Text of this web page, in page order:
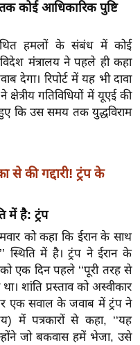
कोई आधिकारिक पुष्टि
हमलों के संबंध में कोई
मंत्रालय ने पहले ही कहा
देगा। रिपोर्ट में यह भी दावा
गतिविधियों में यूएई की
कि उस समय तक युद्धविराम
की गद्दारी! ट्रंप के
में है: ट्रंप
को कहा कि ईरान के साथ
स्थिति में है। ट्रंप ने ईरान के
एक दिन पहले ‘‘पूरी तरह से
शांति प्रस्ताव को अस्वीकार
एक सवाल के जवाब में ट्रंप ने
में पत्रकारों से कहा, ‘‘यह
जो बकवास हमें भेजा, उसे